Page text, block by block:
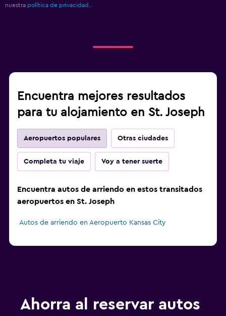
nuestra política de privacidad..
Encuentra mejores resultados
para tu alojamiento en St. Joseph
Aeropuertos populares Otras ciudades
Completa tu viaje Voy a tener suerte
Encuentra autos de arriendo en estos transitados
aeropuertos en St. Joseph
Autos de arriendo en Aeropuerto Kansas City
Ahorra al reservar autos